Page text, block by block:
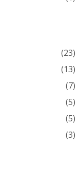
(23)
(13)
(7)
(5)
(5)
(3)